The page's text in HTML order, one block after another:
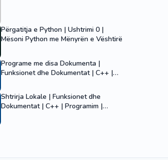
Përgatitja e Python | Ushtrimi 0 |
Mësoni Python me Mënyrën e Vështirë
Programe me disa Dokumenta |
Funksionet dhe Dokumentat | C++ |
Shtrirja Lokale | Funksionet dhe
Dokumentat | C++ | Programim |